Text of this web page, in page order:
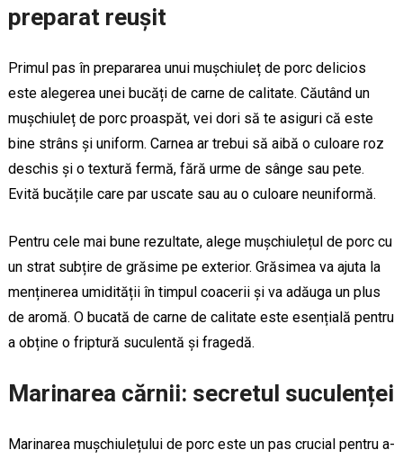
preparat reușit
Primul pas în prepararea unui mușchiuleț de porc delicios
este alegerea unei bucăți de carne de calitate. Căutând un
mușchiuleț de porc proaspăt, vei dori să te asiguri că este
bine strâns și uniform. Carnea ar trebui să aibă o culoare roz
deschis și o textură fermă, fără urme de sânge sau pete.
Evită bucățile care par uscate sau au o culoare neuniformă.
Pentru cele mai bune rezultate, alege mușchiulețul de porc cu
un strat subțire de grăsime pe exterior. Grăsimea va ajuta la
menținerea umidității în timpul coacerii și va adăuga un plus
de aromă. O bucată de carne de calitate este esențială pentru
a obține o friptură suculentă și fragedă.
Marinarea cărnii: secretul suculenței
Marinarea mușchiulețului de porc este un pas crucial pentru a-